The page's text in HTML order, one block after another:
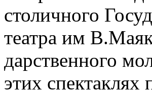
столичного
театра им
дар­ственного
этих спектаклях